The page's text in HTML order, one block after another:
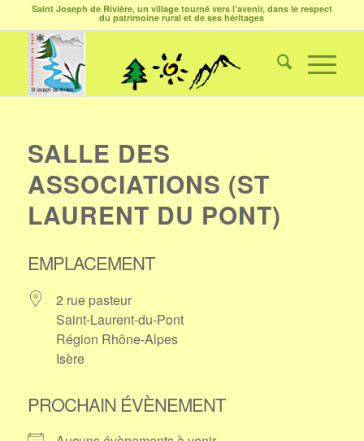
Saint Joseph de Rivière, un village tourné vers l’avenir, dans le respect
du patrimoine rural et de ses héritages
SALLE DES
ASSOCIATIONS (ST
LAURENT DU PONT)
EMPLACEMENT
2 rue pasteur
Saint-Laurent-du-Pont
Région Rhône-Alpes
Isère
PROCHAIN ÉVÈNEMENT